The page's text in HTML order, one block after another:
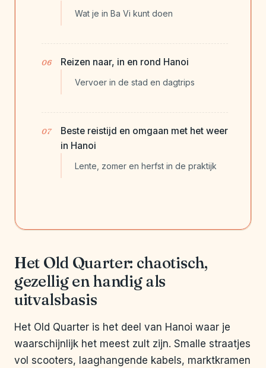
Wat je in Ba Vi kunt doen
Reizen naar, in en rond Hanoi
Vervoer in de stad en dagtrips
Beste reistijd en omgaan met het weer
in Hanoi
Lente, zomer en herfst in de praktijk
Het Old Quarter: chaotisch,
gezellig en handig als
uitvalsbasis
Het Old Quarter is het deel van Hanoi waar je
waarschijnlijk het meest zult zijn. Smalle straatjes
vol scooters, laaghangende kabels, marktkramen